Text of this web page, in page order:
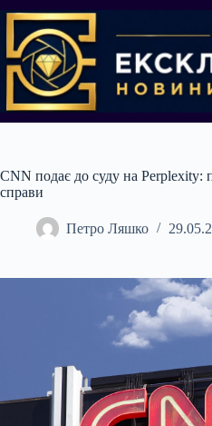
до
вмісту
CNN подає до суду на Perplexity:
справи
Петро Ляшко